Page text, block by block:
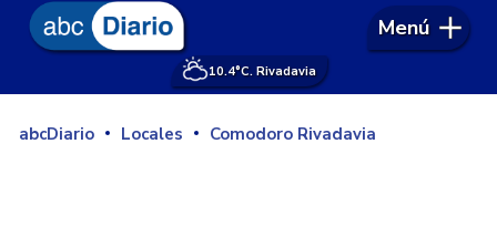
10.4°C. Rivadavia
Menú
abcDiario Locales Comodoro Rivadavia